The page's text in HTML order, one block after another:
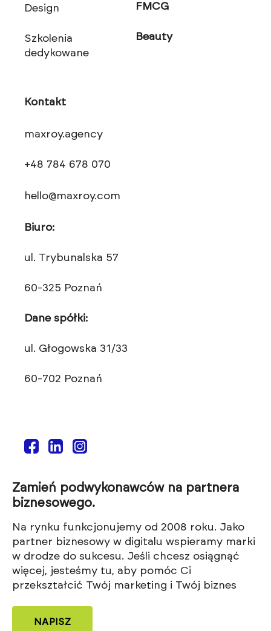
Design
Szkolenia
dedykowane
Kontakt
maxroy.agency
+48 784 678 070
hello@maxroy.com
Biuro:
ul. Trybunalska 57
60-325 Poznań
Dane spółki:
ul. Głogowska 31/33
60-702 Poznań
FMCG
Beauty
Zamień podwykonawców na partnera
biznesowego.
Na rynku funkcjonujemy od 2008 roku. Jako
partner biznesowy w digitalu wspieramy marki
w drodze do sukcesu. Jeśli chcesz osiągnąć
więcej, jesteśmy tu, aby pomóc Ci
przekształcić Twój marketing i Twój biznes
NAPISZ